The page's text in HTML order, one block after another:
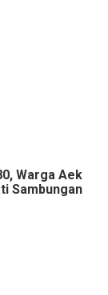
Warga Aek
Sambungan